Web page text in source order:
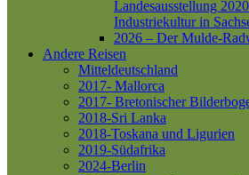
Landesausstellung
Industriekultur in
2026 – Der Mulde-
Andere Reisen
Mitteldeutschland
2017- Mallorca
2017- Bretonischer
2018-Sri Lanka
2018-Toskana und Ligurien
2019-Südafrika
2024-Berlin